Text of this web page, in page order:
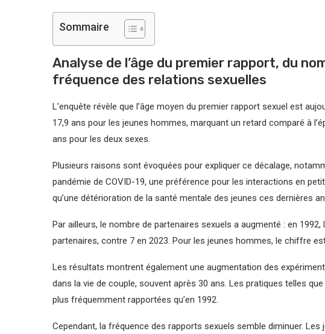
Sommaire
Analyse de l’âge du premier rapport, du
fréquence des relations sexuelles
L’enquête révèle que l’âge moyen du premier rapport sexuel est
17,9 ans pour les jeunes hommes, marquant un retard comparé à
ans pour les deux sexes.
Plusieurs raisons sont évoquées pour expliquer ce décalage,
pandémie de COVID-19, une préférence pour les interactions en
qu’une détérioration de la santé mentale des jeunes ces dernières
Par ailleurs, le nombre de partenaires sexuels a augmenté : en
partenaires, contre 7 en 2023. Pour les jeunes hommes, le chiffre
Les résultats montrent également une augmentation des
dans la vie de couple, souvent après 30 ans. Les pratiques telles
plus fréquemment rapportées qu’en 1992.
Cependant, la fréquence des rapports sexuels semble diminuer.